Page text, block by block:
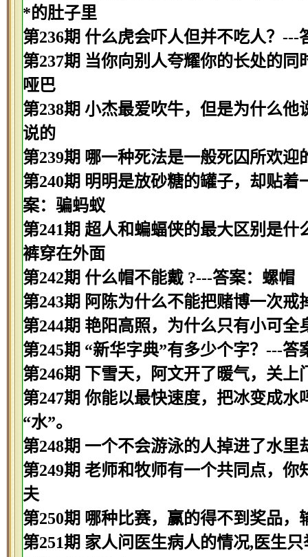
*的肚子里
第236期 什么虎会吓人但并不吃人？---
第237期 当你向别人夸耀你的长处的
哑巴
第238期 小杰最爱吹牛，但是为什么
说的
第239期 哪一种死法是一般死囚所欢迎
第240期 明明是放砂糖的罐子，却贴
案：骗蚂蚁
第241期 超人和蝙蝠侠的最大区别是
裤穿在外面
第242期 什么帽不能戴 ?---答案：螺帽
第243期 阿陈为什么不能把赌博一次
第244期 艳阳高照，为什么只有小可
第245期 “新华字典”有多少个字？---答
第246期 下雪天，阿文开了暖气，关
第247期 你能以最快速度，把冰变成
“水”。
第248期 一个不会游泳的人掉进了水
第249期 老师和牧师有一个共同点，
夫
第250期 哪种比赛，赢的得不到奖品
第251期 家人问医生病人的情况,医生